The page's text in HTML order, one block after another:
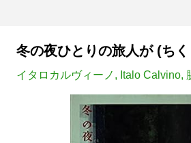
冬の夜ひとりの旅人が (ち
イタロカルヴィーノ , Italo Calvino,